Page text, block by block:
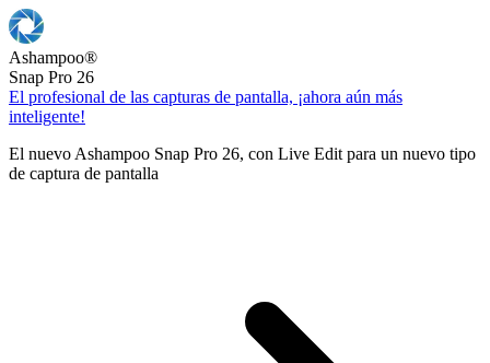
Ashampoo®
Snap Pro 26
El profesional de las capturas de pantalla, ¡ahora aún más
inteligente!
El nuevo Ashampoo Snap Pro 26, con Live Edit para un nuevo tipo
de captura de pantalla